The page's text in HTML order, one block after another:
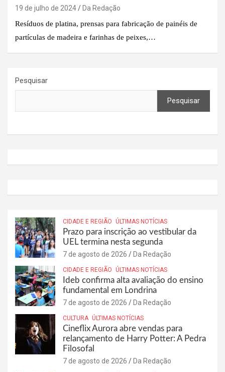
19 de julho de 2024
Da Redação
Resíduos de platina, prensas para fabricação de painéis de
partículas de madeira e farinhas de peixes,…
Pesquisar
Pesquisar
CIDADE E REGIÃO ÚLTIMAS NOTÍCIAS
Prazo para inscrição ao vestibular da
UEL termina nesta segunda
7 de agosto de 2026 Da Redação
CIDADE E REGIÃO ÚLTIMAS NOTÍCIAS
Ideb confirma alta avaliação do ensino
fundamental em Londrina
7 de agosto de 2026 Da Redação
CULTURA ÚLTIMAS NOTÍCIAS
Cineflix Aurora abre vendas para
relançamento de Harry Potter: A Pedra
Filosofal
7 de agosto de 2026 Da Redação